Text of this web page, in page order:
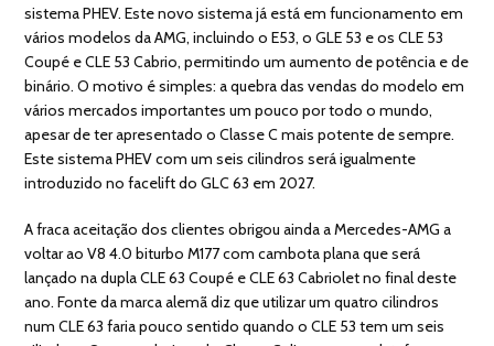
sistema PHEV. Este novo sistema já está em funcionamento em
vários modelos da AMG, incluindo o E53, o GLE 53 e os CLE 53
Coupé e CLE 53 Cabrio, permitindo um aumento de potência e de
binário. O motivo é simples: a quebra das vendas do modelo em
vários mercados importantes um pouco por todo o mundo,
apesar de ter apresentado o Classe C mais potente de sempre.
Este sistema PHEV com um seis cilindros será igualmente
introduzido no facelift do GLC 63 em 2027.
A fraca aceitação dos clientes obrigou ainda a Mercedes-AMG a
voltar ao V8 4.0 biturbo M177 com cambota plana que será
lançado na dupla CLE 63 Coupé e CLE 63 Cabriolet no final deste
ano. Fonte da marca alemã diz que utilizar um quatro cilindros
num CLE 63 faria pouco sentido quando o CLE 53 tem um seis